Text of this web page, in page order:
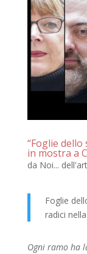
“Foglie
in mostra a
da Noi...
Foglie
radici
Ogni ramo ha